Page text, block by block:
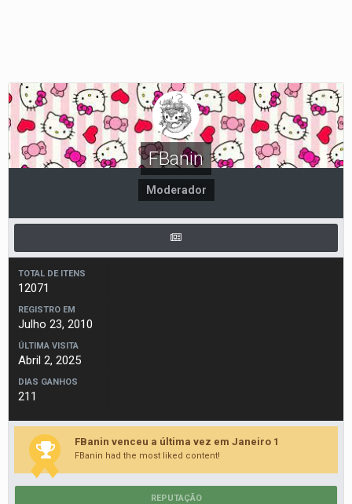
FBanin
Moderador
TOTAL DE ITENS
12071
REGISTRO EM
Julho 23, 2010
ÚLTIMA VISITA
Abril 2, 2025
DIAS GANHOS
211
FBanin venceu a última vez em Janeiro 1
FBanin had the most liked content!
REPUTAÇÃO